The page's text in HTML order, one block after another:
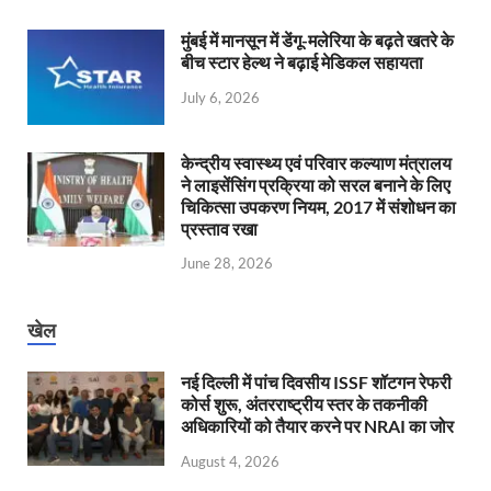
मुंबई में मानसून में डेंगू-मलेरिया के बढ़ते खतरे के
बीच स्टार हेल्थ ने बढ़ाई मेडिकल सहायता
July 6, 2026
केन्‍द्रीय स्वास्थ्य एवं परिवार कल्याण मंत्रालय
ने लाइसेंसिंग प्रक्रिया को सरल बनाने के लिए
चिकित्सा उपकरण नियम, 2017 में संशोधन का
प्रस्ताव रखा
June 28, 2026
खेल
नई दिल्ली में पांच दिवसीय ISSF शॉटगन रेफरी
कोर्स शुरू, अंतरराष्ट्रीय स्तर के तकनीकी
अधिकारियों को तैयार करने पर NRAI का जोर
August 4, 2026